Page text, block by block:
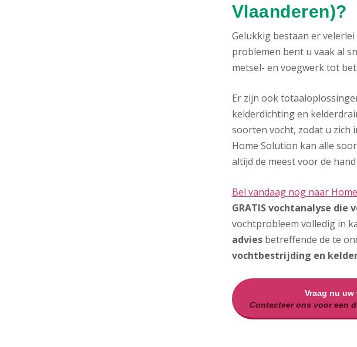
Vlaanderen)?
Gelukkig bestaan er
problemen bent u vaak al
metsel- en voegwerk tot
Er zijn ook
kelderdichting en
soorten vocht, zodat u zich
Home Solution kan alle
altijd de meest voor de
Bel vandaag nog naar
GRATIS vochtanalyse
vochtprobleem volledig in
adviesbetreffende de te
vochtbestrijding en
Vraag nu
Contacteer ons voor een